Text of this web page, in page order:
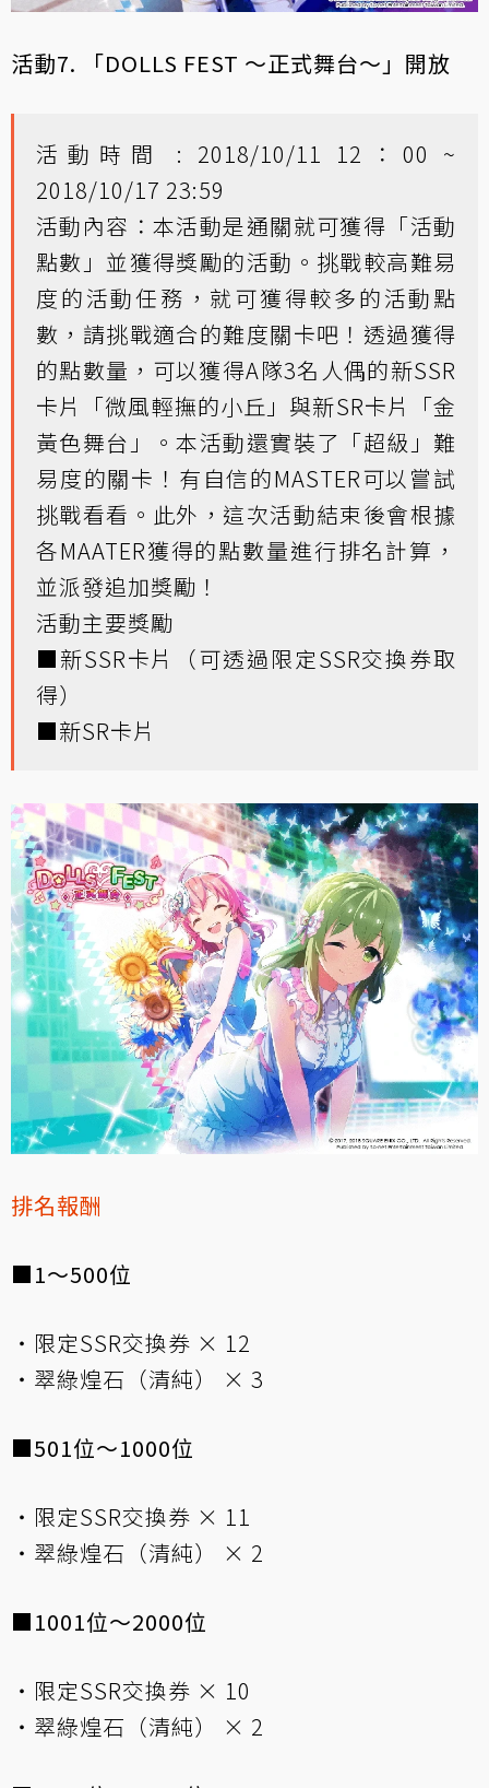
活動7. 「DOLLS FEST ～正式舞台～」開放
活動時間 : 2018/10/11 12：00 ~
2018/10/17 23:59
活動內容：本活動是通關就可獲得「活動
點數」並獲得獎勵的活動。挑戰較高難易
度的活動任務，就可獲得較多的活動點
數，請挑戰適合的難度關卡吧！透過獲得
的點數量，可以獲得A隊3名人偶的新SSR
卡片「微風輕撫的小丘」與新SR卡片「金
黃色舞台」。本活動還實裝了「超級」難
易度的關卡！有自信的MASTER可以嘗試
挑戰看看。此外，這次活動結束後會根據
各MAATER獲得的點數量進行排名計算，
並派發追加獎勵！
活動主要獎勵
■新SSR卡片（可透過限定SSR交換券取
得）
■新SR卡片
排名報酬
■1～500位
・限定SSR交換券 × 12
・翠綠煌石（清純） × 3
■501位～1000位
・限定SSR交換券 × 11
・翠綠煌石（清純） × 2
■1001位～2000位
・限定SSR交換券 × 10
・翠綠煌石（清純） × 2